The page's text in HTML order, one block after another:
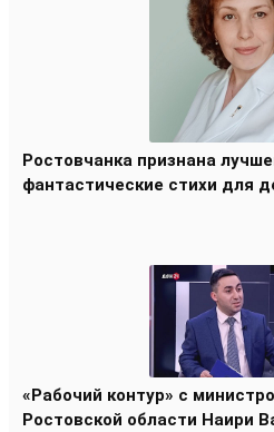
Ростовчанка признана
фантастические стихи для
«Рабочий контур» с
Ростовской области Наири